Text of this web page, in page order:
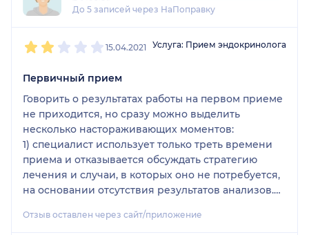
До 5 записей через НаПоправку
15.04.2021 Услуга: Прием эндокринолога
Первичный прием
Говорить о результатах работы на первом приеме
не приходится, но сразу можно выделить
несколько настораживающих моментов:
1) специалист использует только треть времени
приема и отказывается обсуждать стратегию
лечения и случаи, в которых оно не потребуется,
на основании отсутствия результатов анализов.
вопрос о том, как вообще развиваются события в
Отзыв оставлен через сайт/приложение